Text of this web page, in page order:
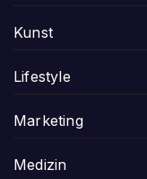
Kunst
Lifestyle
Marketing
Medizin